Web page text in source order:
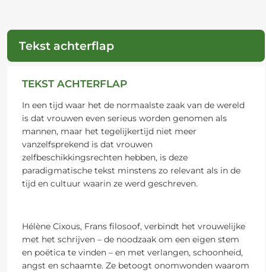
Tekst achterflap
TEKST ACHTERFLAP
In een tijd waar het de normaalste zaak van de wereld
is dat vrouwen even serieus worden genomen als
mannen, maar het tegelijkertijd niet meer
vanzelfsprekend is dat vrouwen
zelfbeschikkingsrechten hebben, is deze
paradigmatische tekst minstens zo relevant als in de
tijd en cultuur waarin ze werd geschreven.
Hélène Cixous, Frans filosoof, verbindt het vrouwelijke
met het schrijven – de noodzaak om een eigen stem
en poëtica te vinden – en met verlangen, schoonheid,
angst en schaamte. Ze betoogt onomwonden waarom